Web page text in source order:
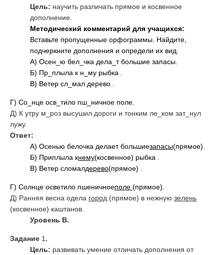
Цель: научить различать прямое и косвенное
дополнение.
Методический комментарий для учащихся:
Вставьте пропущенные орфограммы. Найдите,
подчеркните дополнения и определи их вид.
А) Осен_ю бел_чка дела_т большие запасы.
Б) Пр_плыла к н_му рыбка .
В) Ветер сл_мал дерево .
Г) Со_нце осв_тило пш_ничное поле.
Д) К утру м_роз высушил дороги и тонким ле_ком зат_нул
лужу.
Ответ:
А) Осенью белочка делает большиезапасы(прямое).
Б) Приплыла кнему(косвенное) рыбка .
В) Ветер сломалдерево(прямое) .
Г) Солнце осветило пшеничноеполе (прямое).
Д) Ранняя весна одела город (прямое) в нежную зелень
(косвенное) каштанов.
Уровень В.
Задание 1 .
Цель: развивать умение отличать дополнения от